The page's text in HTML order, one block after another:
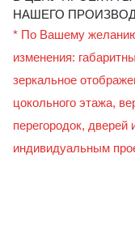
НАШЕГО
* По Вашему
изменения:
зеркальное
цокольного этажа,
перегородок, дверей
индивидуальным